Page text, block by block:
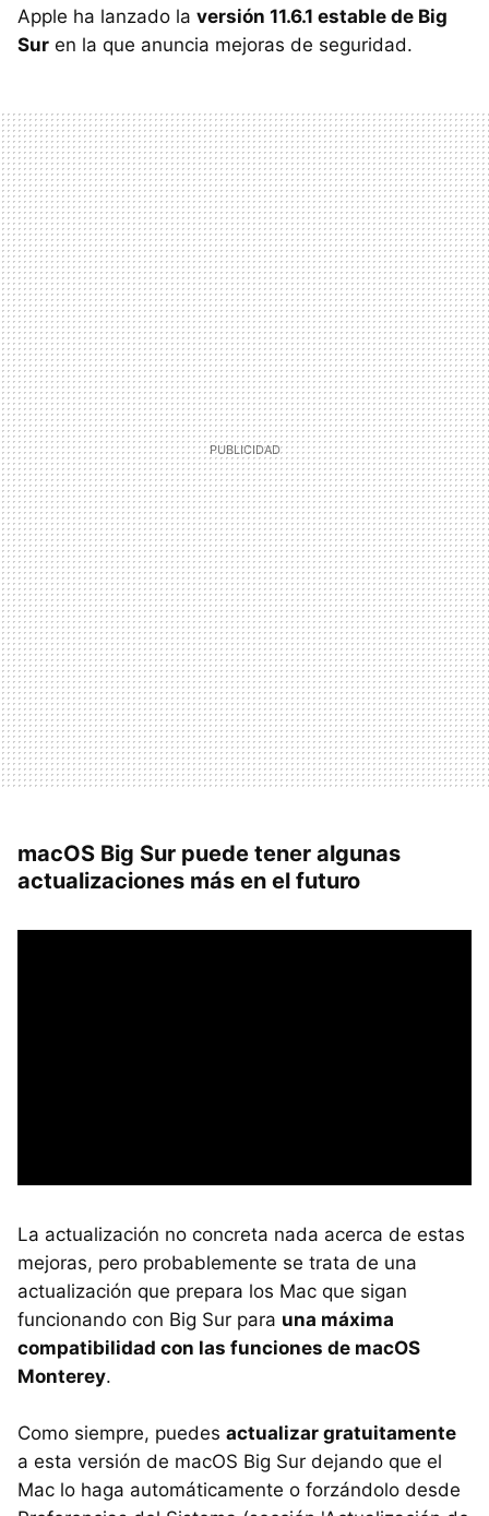
Apple ha lanzado la versión 11.6.1 estable de Big
Sur en la que anuncia mejoras de seguridad.
macOS Big Sur puede tener algunas
actualizaciones más en el futuro
La actualización no concreta nada acerca de estas
mejoras, pero probablemente se trata de una
actualización que prepara los Mac que sigan
funcionando con Big Sur para una máxima
compatibilidad con las funciones de macOS
Monterey.
Como siempre, puedes actualizar gratuitamente
a esta versión de macOS Big Sur dejando que el
Mac lo haga automáticamente o forzándolo desde